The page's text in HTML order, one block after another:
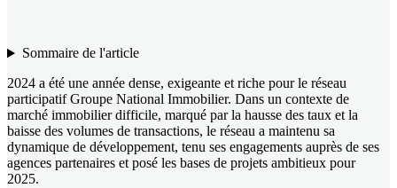
Sommaire de l'article
2024 a été une année dense, exigeante et riche pour le réseau
participatif Groupe National Immobilier. Dans un contexte de
marché immobilier difficile, marqué par la hausse des taux et la
baisse des volumes de transactions, le réseau a maintenu sa
dynamique de développement, tenu ses engagements auprès de ses
agences partenaires et posé les bases de projets ambitieux pour
2025.